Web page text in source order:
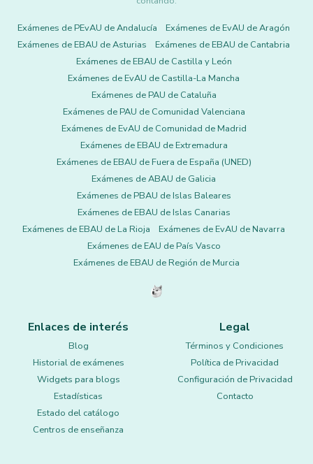
Exámenes de PEvAU de Andalucía
Exámenes de EvAU de Aragón
Exámenes de EBAU de Asturias
Exámenes de EBAU de Cantabria
Exámenes de EBAU de Castilla y León
Exámenes de EvAU de Castilla-La Mancha
Exámenes de PAU de Cataluña
Exámenes de PAU de Comunidad Valenciana
Exámenes de EvAU de Comunidad de Madrid
Exámenes de EBAU de Extremadura
Exámenes de EBAU de Fuera de España (UNED)
Exámenes de ABAU de Galicia
Exámenes de PBAU de Islas Baleares
Exámenes de EBAU de Islas Canarias
Exámenes de EBAU de La Rioja
Exámenes de EvAU de Navarra
Exámenes de EAU de País Vasco
Exámenes de EBAU de Región de Murcia
Enlaces de interés
Blog
Historial de exámenes
Widgets para blogs
Estadísticas
Estado del catálogo
Centros de enseñanza
Legal
Términos y Condiciones
Política de Privacidad
Configuración de Privacidad
Contacto